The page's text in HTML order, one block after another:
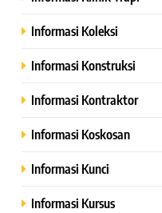
Informasi Koleksi
Informasi Konstruksi
Informasi Kontraktor
Informasi Koskosan
Informasi Kunci
Informasi Kursus